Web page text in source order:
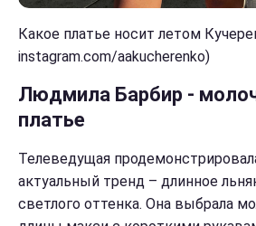
Какое платье носит летом
instagram.com/aakucherenko)
Людмила Барбир -
платье
Телеведущая
актуальный тренд – длинное
светлого оттенка. Она выбрала